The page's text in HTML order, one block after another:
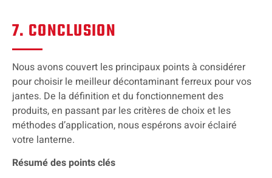
7. CONCLUSION
Nous avons couvert les principaux points à considérer
pour choisir le meilleur décontaminant ferreux pour vos
jantes. De la définition et du fonctionnement des
produits, en passant par les critères de choix et les
méthodes d’application, nous espérons avoir éclairé
votre lanterne.
Résumé des points clés